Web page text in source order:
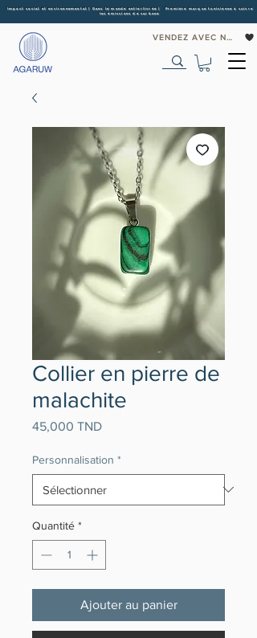
VENDEZ AVEC NOUS
Impact social et environnemental | Dans le monde entierlivrée | Première marque tunisienne à suivre
les émissions de carbone
Collier en pierre de
malachite
45,000 TNDPrix
Personnalisation *
Quantité *
Ajouter au panier